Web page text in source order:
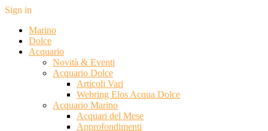
Sign in
Marino
Dolce
Acquario
Novità & Eventi
Acquario Dolce
Articoli Vari
Webring Elos Acqua Dolce
Acquario Marino
Acquari del Mese
Approfondimenti